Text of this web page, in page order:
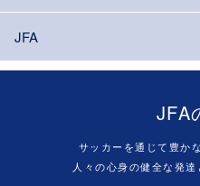
JFA
JFA
サッカーを通じて豊か
人々の心身の健全な発達